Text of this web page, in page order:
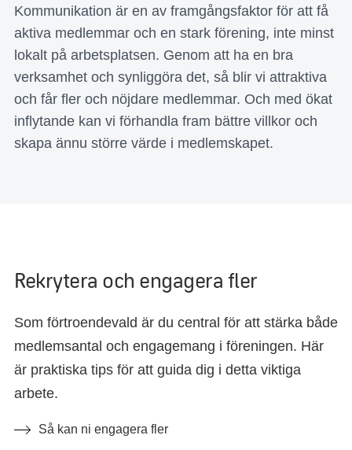
Kommunikation är en av framgångsfaktor för att få
aktiva medlemmar och en stark förening, inte minst
lokalt på arbetsplatsen. Genom att ha en bra
verksamhet och synliggöra det, så blir vi attraktiva
och får fler och nöjdare medlemmar. Och med ökat
inflytande kan vi förhandla fram bättre villkor och
skapa ännu större värde i medlemskapet.
Rekrytera och engagera fler
Som förtroendevald är du central för att stärka både
medlemsantal och engagemang i föreningen. Här
är praktiska tips för att guida dig i detta viktiga
arbete.
Så kan ni engagera fler